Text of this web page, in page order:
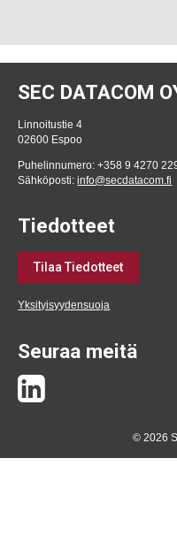
SEC DATACOM
Linnoitustie 4
02600 Espoo
Puhelinnumero: +358 9 4270
Sähköposti:info@secdatacom.fi
Tiedotteet
Tilaa Tiedotteet
Yksityisyydensuoja
Seuraa meitä
© 2026